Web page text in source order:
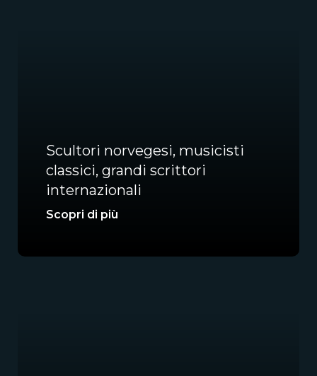
Scultori norvegesi, musicisti
classici, grandi scrittori
internazionali
Scopri di più